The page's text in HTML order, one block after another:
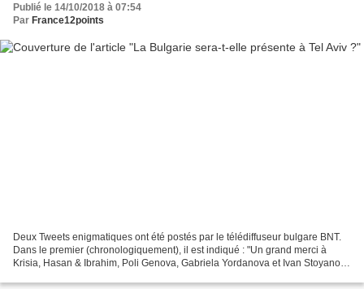
Publié le 14/10/2018 à 07:54
Par France12points
Deux Tweets enigmatiques ont été postés par le télédiffuseur bulgare BNT.
Dans le premier (chronologiquement), il est indiqué : "Un grand merci à
Krisia, Hasan & Ibrahim, Poli Genova, Gabriela Yordanova et Ivan Stoyanov,